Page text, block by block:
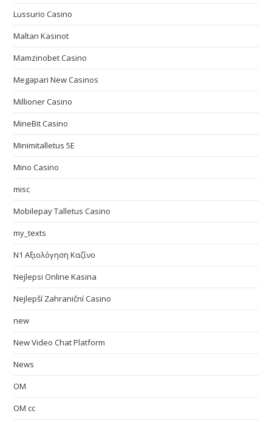
Lussurio Casino
Maltan Kasinot
Mamzinobet Casino
Megapari New Casinos
Millioner Casino
MineBit Casino
Minimitalletus 5E
Mino Casino
misc
Mobilepay Talletus Casino
my_texts
N1 Αξιολόγηση Καζίνο
Nejlepsi Online Kasina
Nejlepší Zahraniční Casino
new
New Video Chat Platform
News
OM
OM cc